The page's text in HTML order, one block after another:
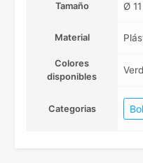
Tamaño Ø
Material
Colores
disponibles
Categorias